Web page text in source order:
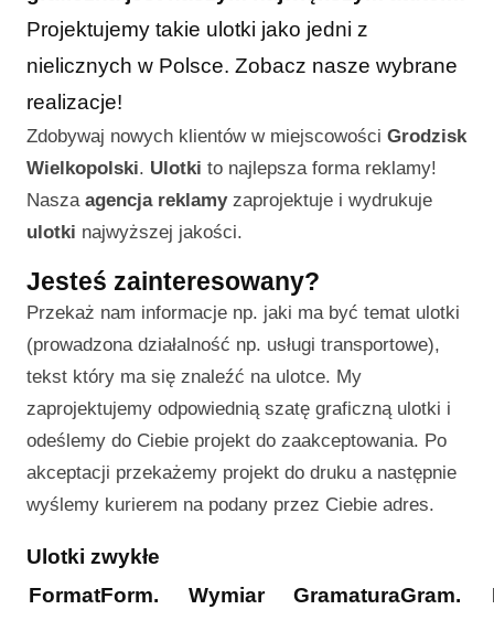
Projektujemy takie ulotki jako jedni z
nielicznych w Polsce. Zobacz nasze wybrane
realizacje!
Zdobywaj nowych klientów w miejscowości Grodzisk
Wielkopolski. Ulotki to najlepsza forma reklamy!
Nasza agencja reklamyzaprojektuje i wydrukuje
ulotki najwyższej jakości.
Jesteś zainteresowany?
Przekaż nam informacje np. jaki ma być temat ulotki
(prowadzona działalność np. usługi transportowe),
tekst który ma się znaleźć na ulotce. My
zaprojektujemy odpowiednią szatę graficzną ulotki i
odeślemy do Ciebie projekt do zaakceptowania. Po
akceptacji przekażemy projekt do druku a następnie
wyślemy kurierem na podany przez Ciebie adres.
Ulotki zwykłe
FormatForm. Wymiar GramaturaGram.